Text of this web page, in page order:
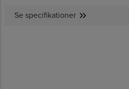
Se specifikationer